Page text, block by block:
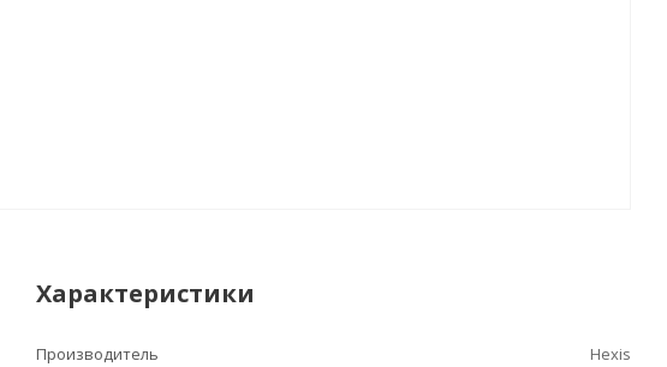
Характеристики
Производитель
Hexis